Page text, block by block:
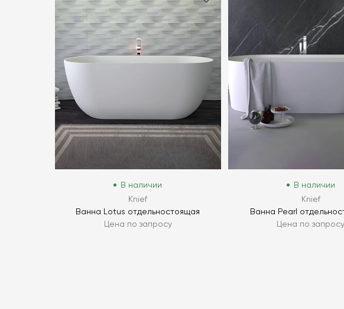
В наличии
Knief
Ванна Lotus отдельностоящая
Цена по запросу
В наличии
Knief
Ванна Pearl
Цена по запросу